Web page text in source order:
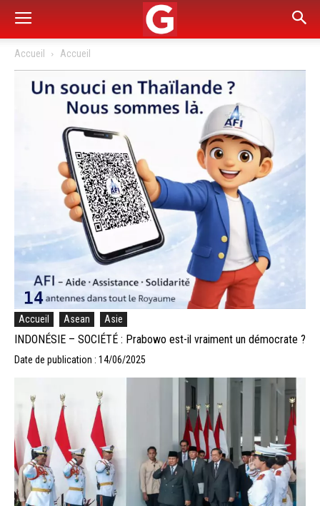
Accueil Accueil
Accueil Asean Asie
INDONÉSIE – SOCIÉTÉ : Prabowo est-il vraiment un démocrate ?
Date de publication : 14/06/2025